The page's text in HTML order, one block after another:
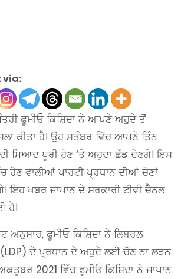
via:
ਫੂਮੀਓ ਕਿਸ਼ਿਦਾ ਨੇ ਆਪਣੇ ਅਹੁਦੇ ਤੋਂ
ਕੀਤਾ ਹੈ। ਉਹ ਸਤੰਬਰ ਵਿੱਚ ਆਪਣੇ ਤਿੰਨ
ਮਿਆਦ ਪੂਰੀ ਹੋਣ ‘ਤੇ ਅਹੁਦਾ ਛੱਡ ਦੇਣਗੇ। ਇਸ
ਹੋਣ ਵਾਲੀਆਂ ਪਾਰਟੀ ਪ੍ਰਧਾਨ ਦੀਆਂ ਚੋਣਾਂ
ਇਹ ਖਬਰ ਜਾਪਾਨ ਦੇ ਸਰਕਾਰੀ ਟੀਵੀ ਚੈਨਲ
ਹੈ।
ਅਨੁਸਾਰ, ਫੂਮੀਓ ਕਿਸ਼ਿਦਾ ਨੇ ਲਿਬਰਲ
ਦੇ ਪ੍ਰਧਾਨ ਦੇ ਅਹੁਦੇ ਲਈ ਚੋਣ ਨਾ ਲੜਨ
2021 ਵਿੱਚ ਫੂਮੀਓ ਕਿਸ਼ਿਦਾ ਨੇ ਜਾਪਾਨ